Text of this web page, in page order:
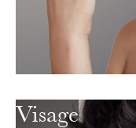
Visage